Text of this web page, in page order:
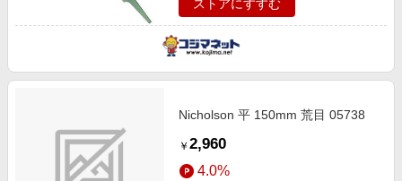
ストアにすすむ
Nicholson 平 150mm 荒目 05738
￥ 2,960
4.0%